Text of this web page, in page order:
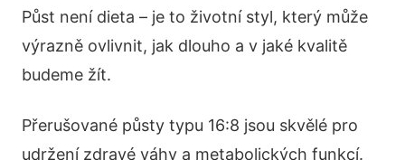
Půst není dieta – je to životní styl, který může
výrazně ovlivnit, jak dlouho a v jaké kvalitě
budeme žít.
Přerušované půsty typu 16:8 jsou skvělé pro
udržení zdravé váhy a metabolických funkcí.